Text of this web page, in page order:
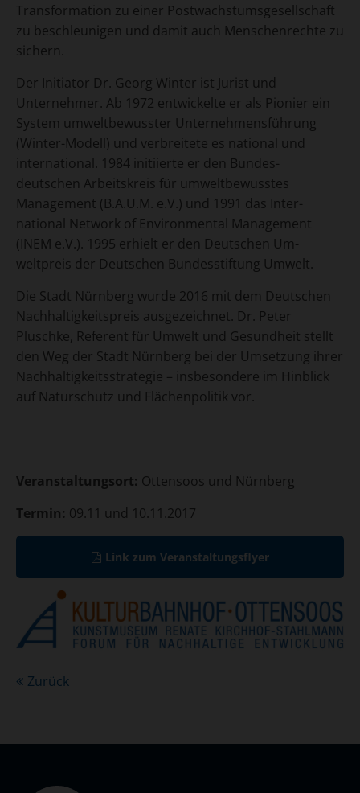
Transformation zu einer Postwachstumsgesellschaft
zu beschleunigen und damit auch Menschenrechte zu
sichern.
Der Initiator Dr. Georg Winter ist Jurist und
Unternehmer. Ab 1972 entwickelte er als Pionier ein
System umweltbewusster Unternehmensführung
(Winter-Modell) und verbreitete es national und
international. 1984 initiierte er den Bundes-
deutschen Arbeitskreis für umweltbewusstes
Management (B.A.U.M. e.V.) und 1991 das Inter-
national Network of Environmental Management
(INEM e.V.). 1995 erhielt er den Deutschen Um-
weltpreis der Deutschen Bundesstiftung Umwelt.
Die Stadt Nürnberg wurde 2016 mit dem Deutschen
Nachhaltigkeitspreis ausgezeichnet. Dr. Peter
Pluschke, Referent für Umwelt und Gesundheit stellt
den Weg der Stadt Nürnberg bei der Umsetzung ihrer
Nachhaltigkeitsstrategie – insbesondere im Hinblick
auf Naturschutz und Flächenpolitik vor.
Veranstaltungsort: Ottensoos und Nürnberg
Termin: 09.11 und 10.11.2017
Link zum Veranstaltungsflyer
Zurück